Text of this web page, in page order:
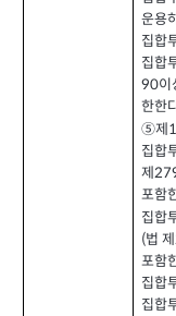
운용
집합
집합
90이
한한
⑤제
집합
제
포함
집합
(법 제
포함
집합
집합